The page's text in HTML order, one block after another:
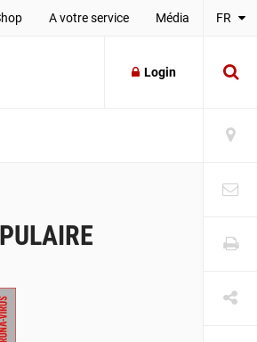
A votre service Média FR
Login